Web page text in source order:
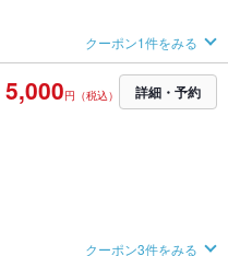
クーポン1件をみる
5,000円（税込） 詳細・予約
クーポン3件をみる